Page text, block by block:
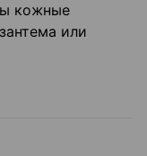
кожные
или